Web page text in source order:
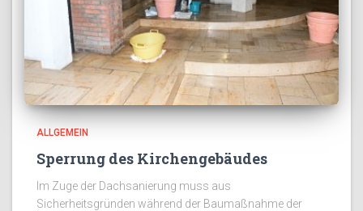
ALLGEMEIN
Sperrung des Kirchengebäudes
Im Zuge der Dachsanierung muss aus
Sicherheitsgründen während der Baumaßnahme der